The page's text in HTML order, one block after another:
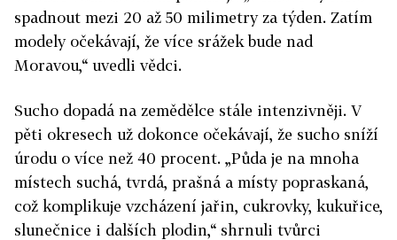
spadnout mezi 20 až 50 milimetry za týden. Zatím
modely očekávají, že více srážek bude nad
Moravou,“ uvedli vědci.
Sucho dopadá na zemědělce stále intenzivněji. V
pěti okresech už dokonce očekávají, že sucho sníží
úrodu o více než 40 procent. „Půda je na mnoha
místech suchá, tvrdá, prašná a místy popraskaná,
což komplikuje vzcházení jařin, cukrovky, kukuřice,
slunečnice i dalších plodin,“ shrnuli tvůrci